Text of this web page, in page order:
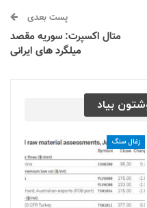
پست بعدی
متال ‌اکسپرت: سوریه مقصد
میلگرد های ایرانی
بیاد
زغال سنگ